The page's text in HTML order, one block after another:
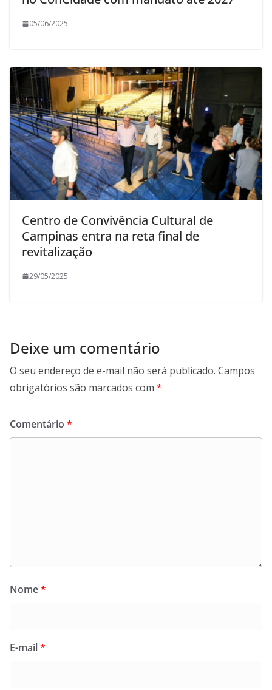
05/06/2025
Centro de Convivência Cultural de
Campinas entra na reta final de
revitalização
29/05/2025
Deixe um comentário
O seu endereço de e-mail não será publicado. Campos
obrigatórios são marcados com *
Comentário *
Nome*
E-mail*